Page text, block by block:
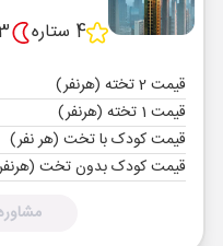
4 ستاره
3
قیمت 2 تخته (هرنفر)
قیمت 1 تخته (هرنفر)
قیمت کودک با تخت (هر نفر)
قیمت کودک بدون تخت